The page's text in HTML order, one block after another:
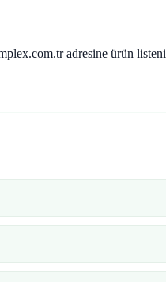
adresine ürün